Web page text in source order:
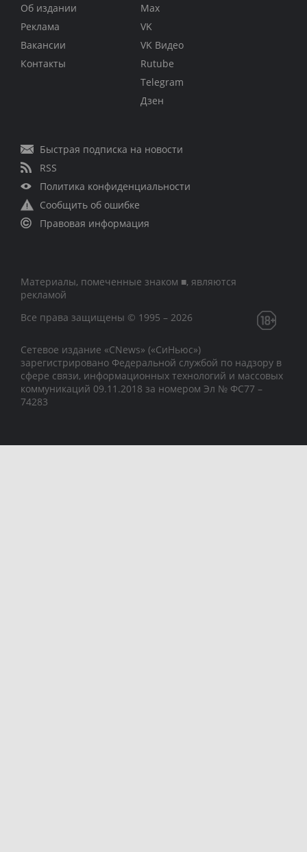
Об издании
Реклама
Вакансии
Контакты
Max
VK
VK Видео
Rutube
Telegram
Дзен
Быстрая подписка на новости
RSS
Политика конфиденциальности
Сообщить об ошибке
Правовая информация
Материалы, помеченные знаком ■, являются
рекламой
Все права защищены © 1995 – 2026
Сетевое издание «CNews» («СиНьюс»)
зарегистрировано Федеральной службой по надзору в
сфере связи, информационных технологий и массовых
коммуникаций 09.11.2018 за номером Эл № ФС77 –
74283